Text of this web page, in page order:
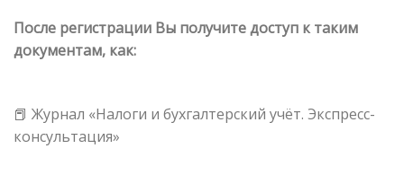
После регистрации Вы получите доступ к таким
документам, как:
📕 Журнал «Налоги и бухгалтерский учёт. Экспресс-
консультация»